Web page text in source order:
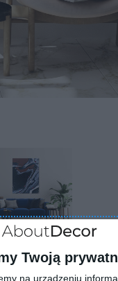
Twoją
na urządzeniu